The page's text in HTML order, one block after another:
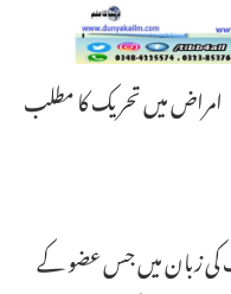
امراض میں تحريک کا مطلب
زبان میں جس عضو کے